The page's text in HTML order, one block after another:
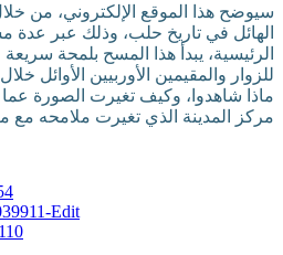
سيوضح هذا الموقع الإلكتروني، من
الهائل في تاريخ حلب، وذلك عبر عدة
الرئيسية، يبدأ هذا المسح بلمحة
للزوار والمقيمين الأوربيين الأوائل
ماذا شاهدوا، وكيف تغيرت الصورة عما
مركز المدينة الذي تغيرت ملامحه مع